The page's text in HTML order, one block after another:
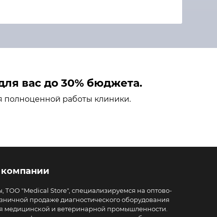
вас до 30% бюджета.
полноценной работы клиники.
ТОО "Medical Store", специализируемся на оптово-
продаже диагностического оборудования
медицинской и ветеринарной промышленности.